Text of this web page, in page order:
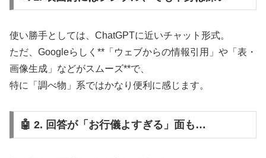
使い勝手としては、ChatGPTに近いチャット形式。
ただ、Googleらしく**「ウェブからの情報引用」や「表・
画像生成」などがスムーズ**で、
特に「調べ物」系ではかなり便利に感じます。
🤖 2. 回答が「お行儀よすぎる」面も…